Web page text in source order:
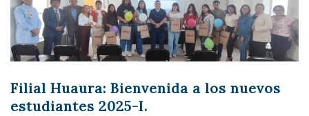
Filial Huaura: Bienvenida a los nuevos
estudiantes 2025-I.